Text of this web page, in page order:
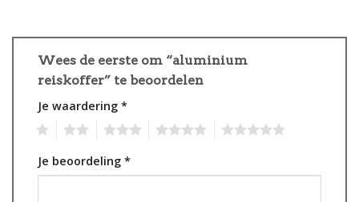
Wees de eerste om “aluminium
reiskoffer” te beoordelen
Je waardering *
Je beoordeling *